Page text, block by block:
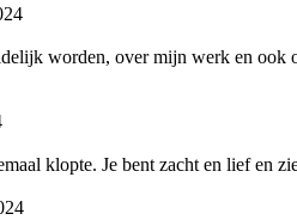
worden, over mijn werk en ook
klopte. Je bent zacht en lief en